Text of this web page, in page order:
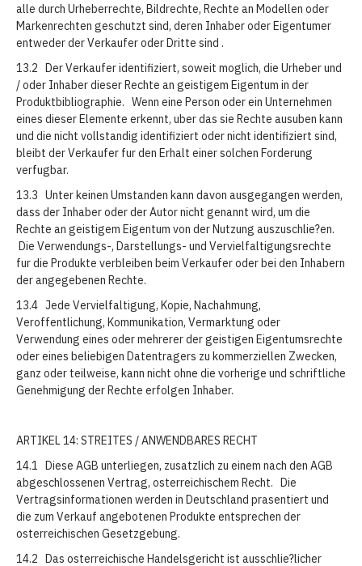
alle durch Urheberrechte, Bildrechte, Rechte an Modellen oder
Markenrechten geschutzt sind, deren Inhaber oder Eigentumer
entweder der Verkaufer oder Dritte sind .
13.2 Der Verkaufer identifiziert, soweit moglich, die Urheber und
/ oder Inhaber dieser Rechte an geistigem Eigentum in der
Produktbibliographie. Wenn eine Person oder ein Unternehmen
eines dieser Elemente erkennt, uber das sie Rechte ausuben kann
und die nicht vollstandig identifiziert oder nicht identifiziert sind,
bleibt der Verkaufer fur den Erhalt einer solchen Forderung
verfugbar.
13.3 Unter keinen Umstanden kann davon ausgegangen werden,
dass der Inhaber oder der Autor nicht genannt wird, um die
Rechte an geistigem Eigentum von der Nutzung auszuschlie?en.
Die Verwendungs-, Darstellungs- und Vervielfaltigungsrechte
fur die Produkte verbleiben beim Verkaufer oder bei den Inhabern
der angegebenen Rechte.
13.4 Jede Vervielfaltigung, Kopie, Nachahmung,
Veroffentlichung, Kommunikation, Vermarktung oder
Verwendung eines oder mehrerer der geistigen Eigentumsrechte
oder eines beliebigen Datentragers zu kommerziellen Zwecken,
ganz oder teilweise, kann nicht ohne die vorherige und schriftliche
Genehmigung der Rechte erfolgen Inhaber.
ARTIKEL 14: STREITES / ANWENDBARES RECHT
14.1 Diese AGB unterliegen, zusatzlich zu einem nach den AGB
abgeschlossenen Vertrag, osterreichischem Recht. Die
Vertragsinformationen werden in Deutschland prasentiert und
die zum Verkauf angebotenen Produkte entsprechen der
osterreichischen Gesetzgebung.
14.2 Das osterreichische Handelsgericht ist ausschlie?licher